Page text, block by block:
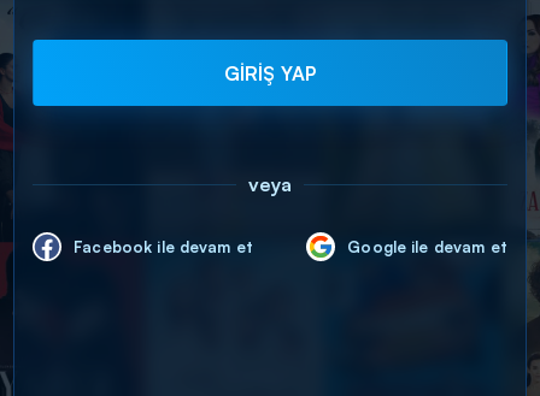
GİRİŞ YAP
veya
Facebook ile devam et Google ile devam et